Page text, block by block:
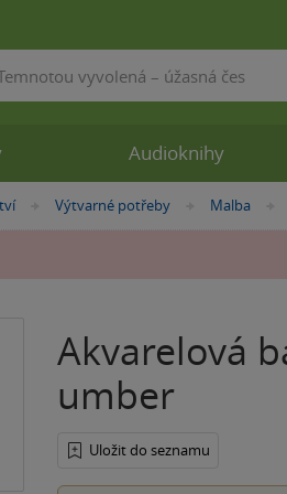
»
Výtvarné potřeby »
Malba
Akvarelová
umber
Uložit do seznamu
Audioknihy